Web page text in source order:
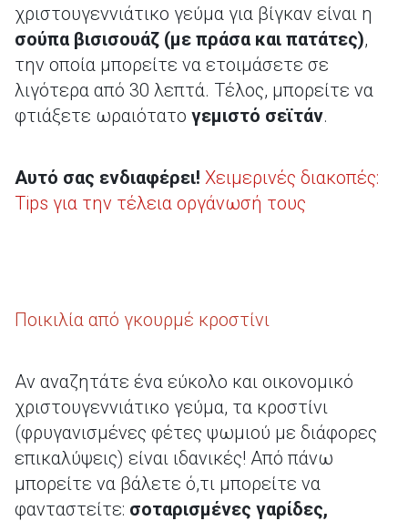
χριστουγεννιάτικο γεύμα για βίγκαν είναι η
σούπα βισισουάζ (με πράσα και πατάτες),
την οποία μπορείτε να ετοιμάσετε σε
λιγότερα από 30 λεπτά. Τέλος, μπορείτε να
φτιάξετε ωραιότατο γεμιστό σεϊτάν.
Αυτό σας ενδιαφέρει! Χειμερινές διακοπές:
Tips για την τέλεια οργάνωσή τους
Ποικιλία από γκουρμέ κροστίνι
Αν αναζητάτε ένα εύκολο και οικονομικό
χριστουγεννιάτικο γεύμα, τα κροστίνι
(φρυγανισμένες φέτες ψωμιού με διάφορες
επικαλύψεις) είναι ιδανικές! Από πάνω
μπορείτε να βάλετε ό,τι μπορείτε να
φανταστείτε: σοταρισμένες γαρίδες,